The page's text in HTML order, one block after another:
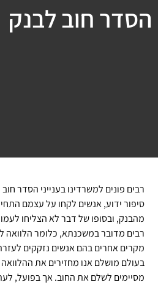
הסדר חוב לבנק
רבים פונים למשרדינו בענייני הסדר
סיפור ידוע, אנשים לקחו על עצמם
מהבנק, ובסופו של דבר לא הצליחו
רבים מדובר במשכנתא, כלומר הלוואה
מקרים אחרים בהם אנשים נזקקים
בעולם מושלם אנו מחזירים את
מסיימים לשלם את החוב. אך בפועל,